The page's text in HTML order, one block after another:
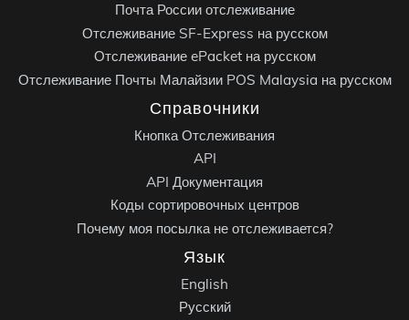
Почта России отслеживание
Отслеживание SF-Express на русском
Отслеживание ePacket на русском
Отслеживание Почты Малайзии POS Malaysia на русском
Справочники
Кнопка Отслеживания
API
API Документация
Коды сортировочных центров
Почему моя посылка не отслеживается?
Язык
English
Русский